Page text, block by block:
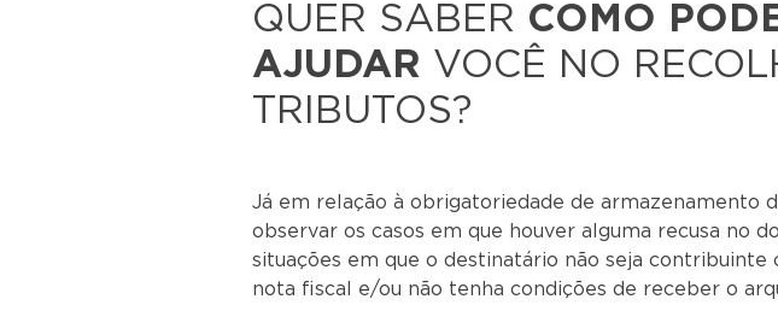
QUER SABER COMO
AJUDAR VOCÊ NO
TRIBUTOS?
Já em relação à obrigatoriedade de armazenamento
observar os casos em que houver alguma recusa no
situações em que o destinatário não seja contribuinte
nota fiscal e/ou não tenha condições de receber o